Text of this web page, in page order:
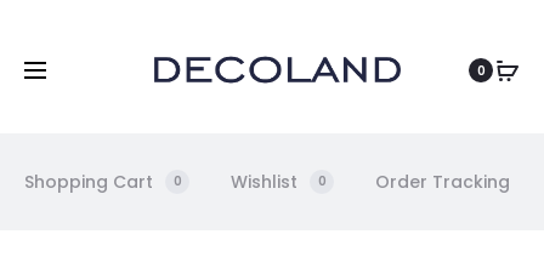
0
Shopping Cart 0 Wishlist 0 Order Tracking